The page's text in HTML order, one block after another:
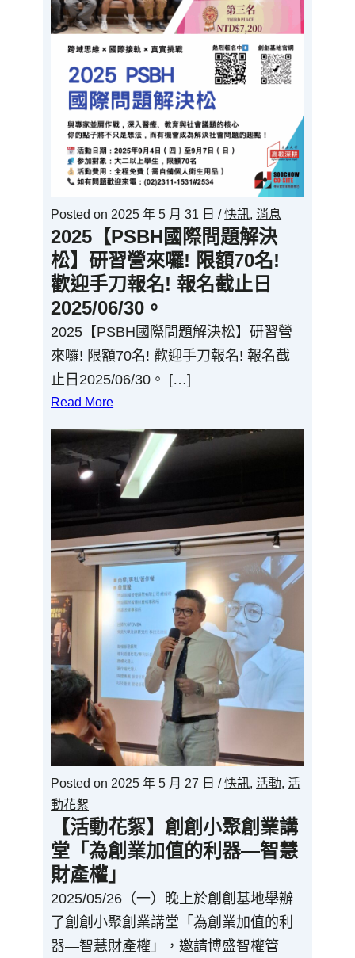
Posted on 2025 年 5 月 31 日 /快訊,消息
2025【PSBH國際問題解決
松】研習營來囉! 限額70名!
歡迎手刀報名! 報名截止日
2025/06/30。
2025【PSBH國際問題解決松】研習營
來囉! 限額70名! 歡迎手刀報名! 報名截
止日2025/06/30。 […]
Read More
Posted on 2025 年 5 月 27 日 /快訊, 活動, 活
動花絮
【活動花絮】創創小聚創業講
堂「為創業加值的利器—智慧
財產權」
2025/05/26（一）晚上於創創基地舉辦
了創創小聚創業講堂「為創業加值的利
器—智慧財產權」，邀請博盛智權管